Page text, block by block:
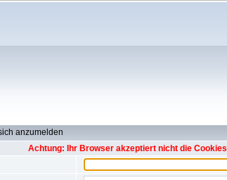
anzumelden
Achtung: Ihr Browser akzeptiert nicht die